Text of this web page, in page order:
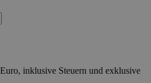
inklusive Steuern und exklusive